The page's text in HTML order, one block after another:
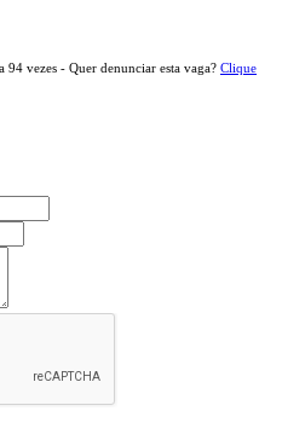
94 vezes - Quer denunciar esta vaga? Clique